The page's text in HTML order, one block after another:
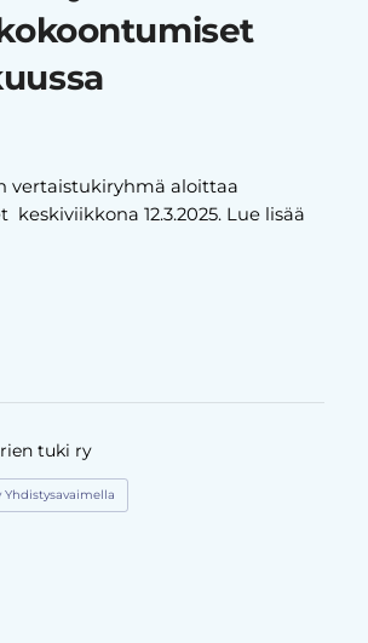
vertaistukiryhmä aloittaa
12.3.2025. Lue lisää
tuki ry
Yhdistysavaimella